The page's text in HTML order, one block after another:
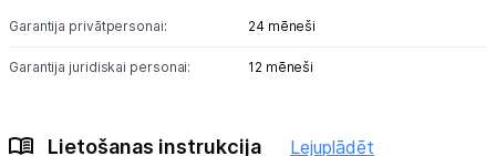
Garantija privātpersonai: 24 mēneši
Garantija juridiskai personai: 12 mēneši
Lietošanas instrukcija Lejuplādēt